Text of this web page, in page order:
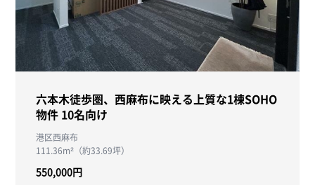
六本木徒歩圏、西麻布に映える上質な1棟SOHO
物件 10名向け
港区西麻布
111.36m²（約33.69坪）
550,000円